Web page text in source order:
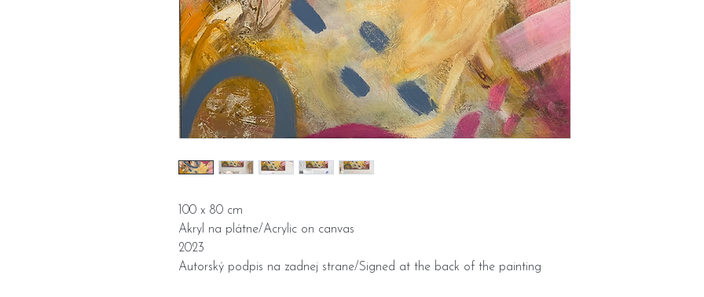
100 x 80 cm
Akryl na plátne/Acrylic on canvas
2023
Autorský podpis na zadnej strane/Signed at the back of the painting